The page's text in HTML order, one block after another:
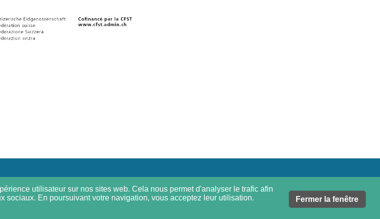
utilisateur sur nos sites web. Cela nous permet d'analyser le trafic afin
En poursuivant votre navigation, vous acceptez leur utilisation.
Fermer la fenêtre